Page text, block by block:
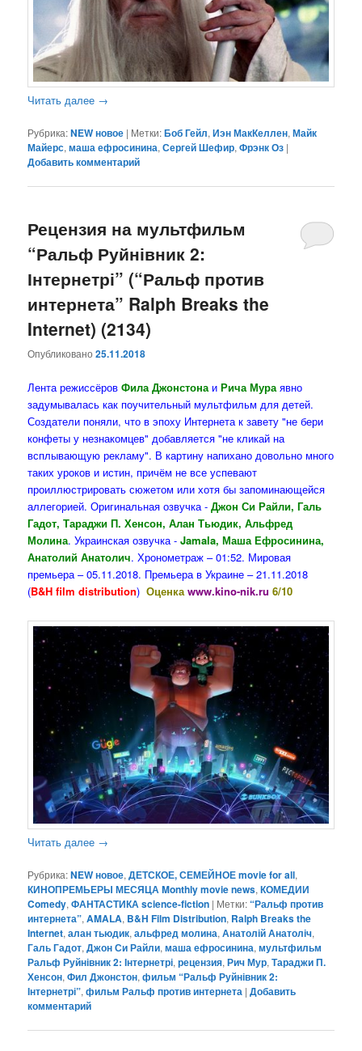
Читать далее →
Рубрика:NEW новое | Метки:Боб Гейл,Иэн МакКеллен,Майк
Майерс,маша ефросинина,Сергей Шефир,Фрэнк Оз |
Добавить комментарий
Рецензия на мультфильм
“Ральф Руйнівник 2:
Інтернетрі” (“Ральф против
интернета” Ralph Breaks the
Internet) (2134)
Опубликовано25.11.2018
Лента режиссёров Фила Джонстона и Рича Мура явно
задумывалась как поучительный мультфильм для детей.
Создатели поняли, что в эпоху Интернета к завету "не бери
конфеты у незнакомцев" добавляется "не кликай на
всплывающую рекламу". В картину напихано довольно много
таких уроков и истин, причём не все успевают
проиллюстрировать сюжетом или хотя бы запоминающейся
аллегорией. Оригинальная озвучка - Джон Си Райли, Галь
Гадот, Тараджи П. Хенсон, Алан Тьюдик, Альфред
Молина. Украинская озвучка -Jamala, Маша Ефросинина,
Анатолий Анатолич. Хронометраж – 01:52. Мировая
премьера – 05.11.2018. Премьера в Украине – 21.11.2018
(B&H film distribution)Оценка www.kino-nik.ru6/10
Читать далее →
Рубрика:NEW новое,ДЕТСКОЕ, СЕМЕЙНОЕ movie for all,
КИНОПРЕМЬЕРЫ МЕСЯЦА Monthly movie news,КОМЕДИИ
Comedy,ФАНТАСТИКА science-fiction | Метки:“Ральф против
интернета”,AMALA, B&H Film Distribution, Ralph Breaks the
Internet,алан тьюдик,альфред молина,Анатолій Анатоліч,
Галь Гадот,Джон Си Райли,маша ефросинина,мультфильм
Ральф Руйнівник 2: Інтернетрі,рецензия,Рич Мур,Тараджи П.
Хенсон,Фил Джонстон,фильм “Ральф Руйнівник 2:
Інтернетрі”,фильм Ральф против интернета |Добавить
комментарий